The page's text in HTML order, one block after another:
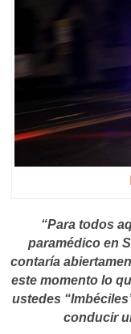
“Para todos
paramédico en
contaría
este momento lo
ustedes
conducir